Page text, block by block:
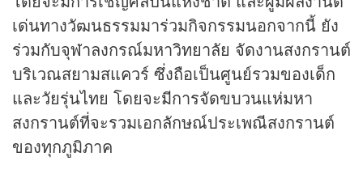
เด่นทางวัฒนธรรมมาร่วมกิจกรรมนอกจากนี้ ยัง
ร่วมกับจุฬาลงกรณ์มหาวิทยาลัย จัดงานสงกรานต์
บริเวณสยามสแควร์ ซึ่งถือเป็นศูนย์รวมของเด็ก
และวัยรุ่นไทย โดยจะมีการจัดขบวนแห่มหา
สงกรานต์ที่จะรวมเอกลักษณ์ประเพณีสงกรานต์
ของทุกภูมิภาค